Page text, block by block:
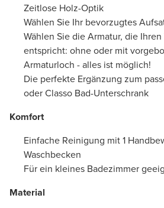
Zeitlose Holz-Optik
Wählen Sie Ihr bevorzugtes
Wählen Sie die Armatur, die
entspricht: ohne oder mit
Armaturloch - alles ist möglich!
Die perfekte Ergänzung zum
oder Classo Bad-Unterschrank
Komfort
Einfache Reinigung mit 1
Waschbecken
Für ein kleines Badezimmer
Material